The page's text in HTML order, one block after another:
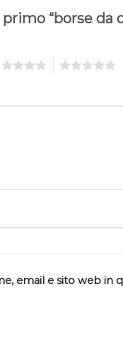
“borse da
email e sito web